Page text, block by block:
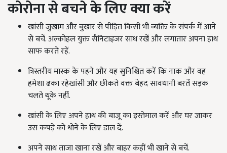
कोरोना से बचने के लिए क्या करें
खांसी जुखाम और बुखार से पीड़ित किसी भी व्यक्ति के संपर्क में आने
से बचें. अल्कोहल युक्त सैनिटाइजर साथ रखें और लगातार अपना हाथ
साफ करते रहें.
त्रिस्तरीय मास्क के पहने और यह सुनिश्चित करें कि नाक और वह
हमेशा ढका रहेखांसी और छीकते वक्त बेहद सावधानी बरतें सड़क
चलते थूके नहीं.
खांसी के लिए अपने हाथ की बाजू का इस्तेमाल करें और घर जाकर
उस कपड़े को धोने के लिए डाल दें.
अपने साथ ताजा खाना रखें और बाहर कहीं भी खाने से बचें.